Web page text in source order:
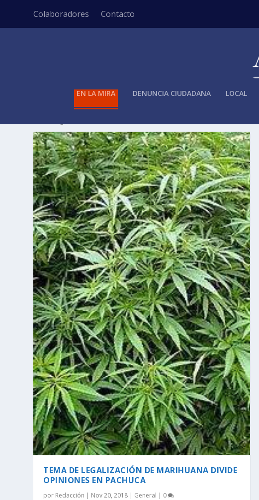
Colaboradores Contacto
EN LA MIRA DENUNCIA CIUDADANA LOCAL
TEMA DE LEGALIZACIÓN DE MARIHUANA DIVIDE
OPINIONES EN PACHUCA
por Redacción | Nov 20, 2018 | General | 0